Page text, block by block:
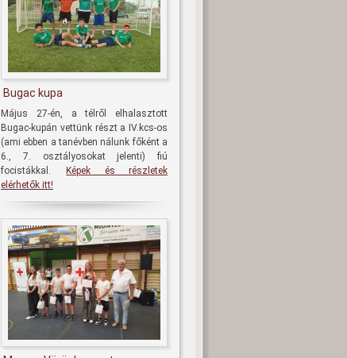
Bugac kupa
Május 27-én, a télről elhalasztott
Bugac-kupán vettünk részt a IV.kcs-os
(ami ebben a tanévben nálunk főként a
6., 7. osztályosokat jelenti) fiú
focistákkal.
Képek és részletek
elérhetők itt!